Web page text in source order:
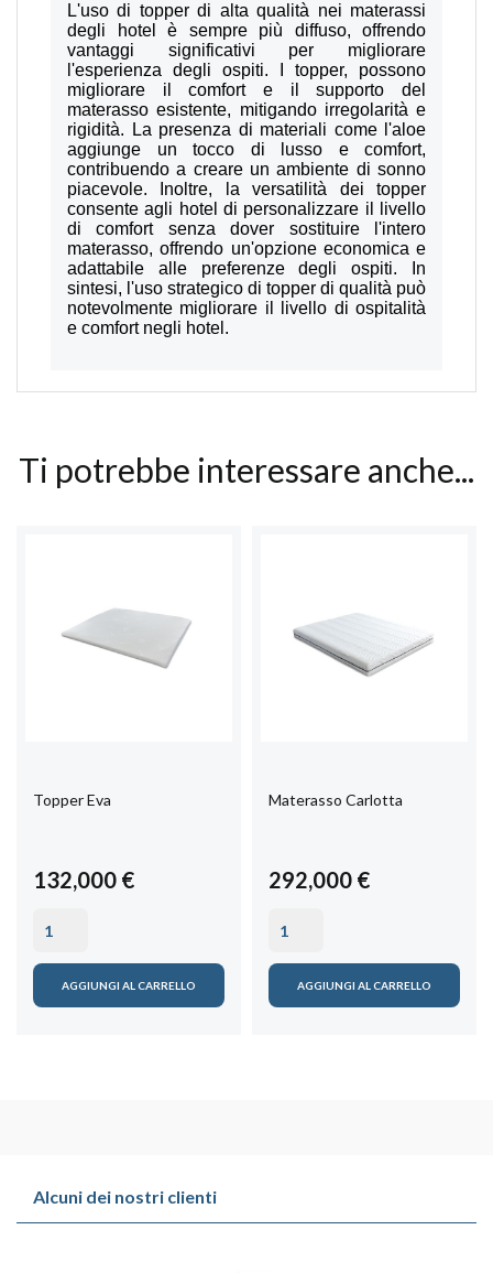
L'uso di topper di alta qualità nei materassi
degli hotel è sempre più diffuso, offrendo
vantaggi significativi per migliorare
l'esperienza degli ospiti. I topper, possono
migliorare il comfort e il supporto del
materasso esistente, mitigando irregolarità e
rigidità. La presenza di materiali come l'aloe
aggiunge un tocco di lusso e comfort,
contribuendo a creare un ambiente di sonno
piacevole. Inoltre, la versatilità dei topper
consente agli hotel di personalizzare il livello
di comfort senza dover sostituire l'intero
materasso, offrendo un'opzione economica e
adattabile alle preferenze degli ospiti. In
sintesi, l'uso strategico di topper di qualità può
notevolmente migliorare il livello di ospitalità
e comfort negli hotel.
Ti potrebbe interessare anche...
Topper Eva
132,000 €
AGGIUNGI AL CARRELLO
Materasso Carlotta
292,000 €
AGGIUNGI AL CARRELLO
Alcuni dei nostri clienti